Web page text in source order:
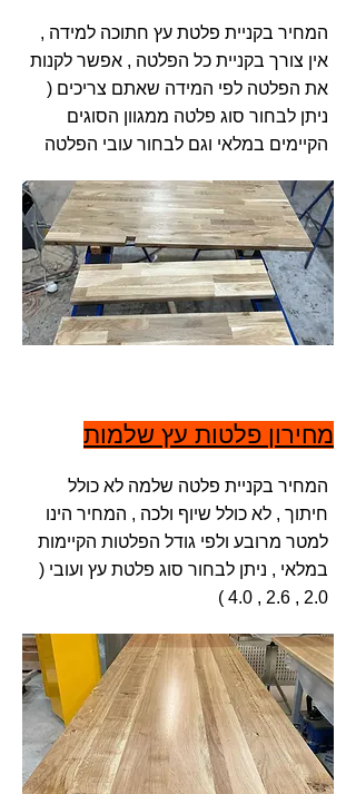
המחיר בקניית פלטת עץ חתוכה למידה ,
אין צורך בקניית כל הפלטה , אפשר לקנות
את הפלטה לפי המידה שאתם צריכים (
ניתן לבחור סוג פלטה ממגוון הסוגים
הקיימים במלאי וגם לבחור עובי הפלטה
מחירון פלטות עץ שלמות
המחיר בקניית פלטה שלמה לא כולל
חיתוך , לא כולל שיוף ולכה , המחיר הינו
למטר מרובע ולפי גודל הפלטות הקיימות
במלאי , ניתן לבחור סוג פלטת עץ ועובי (
2.0 , 2.6 , 4.0 )